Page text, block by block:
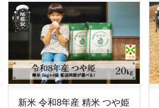
新米 令和8年産 精米 つや姫